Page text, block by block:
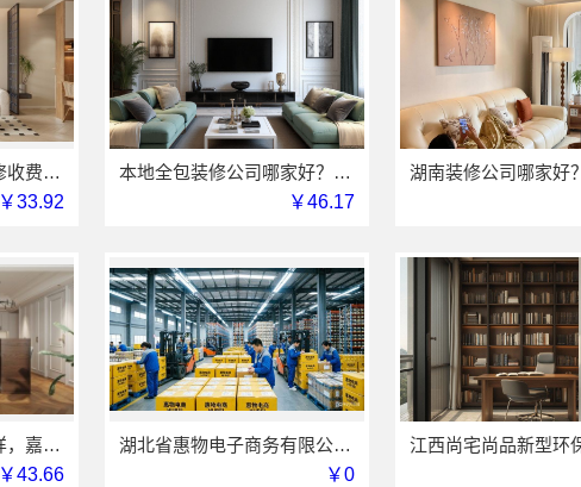
嘉兴城区正规新房装修收费嘉兴美居乐建材科技有限公司
￥33.92
本地全包装修公司哪家好？云南至高新型建材有限公司
￥46.17
桐乡市环保装饰怎么样，嘉兴锦居装饰材料有限公司环保材料
￥43.66
湖北省惠物电子商务有限公司热门家居百货平台优势解读
￥0